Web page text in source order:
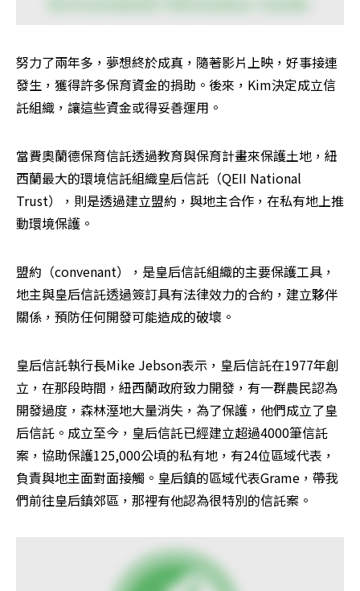
努力了兩年多，夢想終於成真，隨著影片上映，好事接連
發生，獲得許多保育資金的捐助。後來，Kim決定成立信
託組織，讓這些資金或得妥善運用。
當費奧蘭德保育信託透過教育與保育計畫來保護土地，紐
西蘭最大的環境信託組織皇后信託（QEII National
Trust），則是透過建立盟約，與地主合作，在私有地上推
動環境保護。
盟約（convenant），是皇后信託組織的主要保護工具，
地主與皇后信託透過簽訂具有法律效力的合約，建立夥伴
關係，預防任何開發可能造成的破壞。
皇后信託執行長Mike Jebson表示，皇后信託在1977年創
立，在那段時間，紐西蘭政府致力開發，有一群農民認為
開發過度，森林溼地大量消失，為了保護，他們成立了皇
后信託。成立至今，皇后信託已經建立超過4000筆信託
案，協助保護125,000公頃的私有地，有24位區域代表，
負責與地主面對面接觸。皇后鎮的區域代表Grame，帶我
們前往皇后鎮郊區，那裡有他認為很特別的信託案。